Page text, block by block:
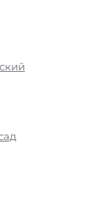
шоссе
и без
на дороге
вызову
— у